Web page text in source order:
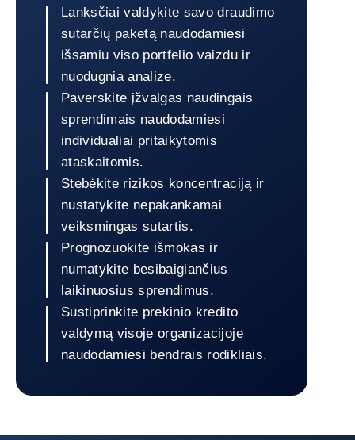
Lanksčiai valdykite savo draudimo
sutarčių paketą naudodamiesi
išsamiu viso portfelio vaizdu ir
nuodugnia analize.
Paverskite įžvalgas naudingais
sprendimais naudodamiesi
individualiai pritaikytomis
ataskaitomis.
Stebėkite rizikos koncentraciją ir
nustatykite nepakankamai
veiksmingas sutartis.
Prognozuokite išmokas ir
numatykite besibaigiančius
laikinuosius sprendimus.
Sustiprinkite prekinio kredito
valdymą visoje organizacijoje
naudodamiesi bendrais rodikliais.